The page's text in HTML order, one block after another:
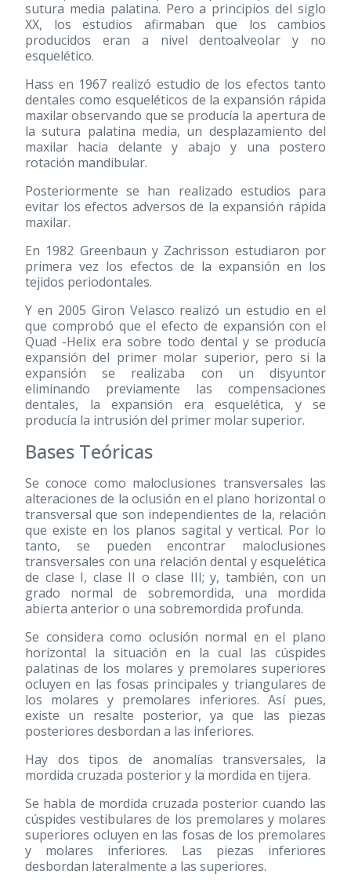
sutura media palatina. Pero a principios del siglo
XX, los estudios afirmaban que los cambios
producidos eran a nivel dentoalveolar y no
esquelético.
Hass en 1967 realizó estudio de los efectos tanto
dentales como esqueléticos de la expansión rápida
maxilar observando que se producía la apertura de
la sutura palatina media, un desplazamiento del
maxilar hacia delante y abajo y una postero
rotación mandibular.
Posteriormente se han realizado estudios para
evitar los efectos adversos de la expansión rápida
maxilar.
En 1982 Greenbaun y Zachrisson estudiaron por
primera vez los efectos de la expansión en los
tejidos periodontales.
Y en 2005 Giron Velasco realizó un estudio en el
que comprobó que el efecto de expansión con el
Quad -Helix era sobre todo dental y se producía
expansión del primer molar superior, pero si la
expansión se realizaba con un disyuntor
eliminando previamente las compensaciones
dentales, la expansión era esquelética, y se
producía la intrusión del primer molar superior.
Bases Teóricas
Se conoce como maloclusiones transversales las
alteraciones de la oclusión en el plano horizontal o
transversal que son independientes de la, relación
que existe en los planos sagital y vertical. Por lo
tanto, se pueden encontrar maloclusiones
transversales con una relación dental y esquelética
de clase I, clase II o clase III; y, también, con un
grado normal de sobremordida, una mordida
abierta anterior o una sobremordida profunda.
Se considera como oclusión normal en el plano
horizontal la situación en la cual las cúspides
palatinas de los molares y premolares superiores
ocluyen en las fosas principales y triangulares de
los molares y premolares inferiores. Así pues,
existe un resalte posterior, ya que las piezas
posteriores desbordan a las inferiores.
Hay dos tipos de anomalías transversales, la
mordida cruzada posterior y la mordida en tijera.
Se habla de mordida cruzada posterior cuando las
cúspides vestibulares de los premolares y molares
superiores ocluyen en las fosas de los premolares
y molares inferiores. Las piezas inferiores
desbordan lateralmente a las superiores.